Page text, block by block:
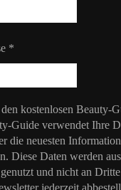
*
kostenlosen Beauty-
Guide verwendet Ihre
die neuesten
Diese Daten werden
und nicht an
jederzeit